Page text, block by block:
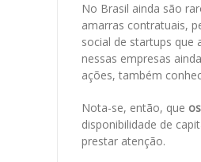
No Brasil ainda são
amarras contratuais,
social de startups que
nessas empresas
ações, também
Nota-se, então, que
disponibilidade de
prestar atenção.